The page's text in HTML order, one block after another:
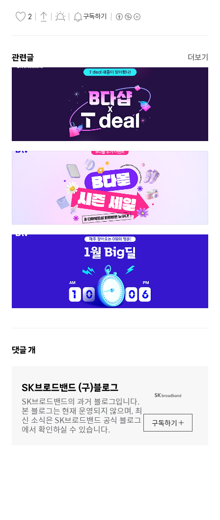
2 구독하기
관련글 더보기
댓
댓글개
SK브로드밴드 (구)블로그
SK브로드밴드의 과거 블로그입니다.
본 블로그는 현재 운영되지 않으며, 최
신 소식은 SK브로드밴드 공식 블로그
에서 확인하실 수 있습니다.
구독하기